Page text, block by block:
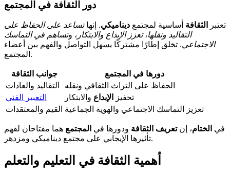
دور الثقافة في المجتمع
تعتبر الثقافة أساسية لمجتمع ديناميكي. إنهاتساعد على الحفاظ على
التقاليد ونقلها،تعزز الإبداع والابتكار ، وتساهم في التماسك
الاجتماعي. تخلق إطارًا مشتركًا يسهل التواصل والفهم بين أعضاء
المجتمع.
جوانب الثقافة
دورها في المجتمع
التقاليد والعادات
الحفاظ على التراث الثقافي ونقله
التعبير الفني
تحفيز الإبداع والابتكار
القيم والمعتقدات تعزيز التماسك الاجتماعي والهوية الجماعية
في الختام، إنتعريف الثقافة ودورها في المجتمع هما مفتاحان لفهم
تأثيرها الإيجابي على مجتمع ديناميكي ومزدهر.
أهمية الثقافة في التعليم والتعلم